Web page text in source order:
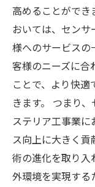
高めることができ
おいては、セン
様へのサービスの
客様のニーズに合
ことで、より快
きます。 つまり
ステリア工事業
ス向上に大きく貢
術の進化を取り入
外環境を実現する